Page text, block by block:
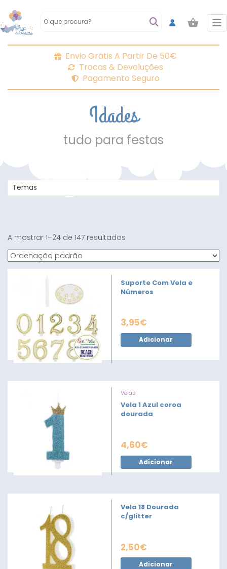
Envio Grátis A Partir De 50€
Trocas & Devoluções
Pagamento Seguro
Idades
tudo para festas
Temas
A mostrar 1–24 de 147 resultados
Suporte Com Vela e
Números
3,95€
Adicionar
Velas
Vela 1 Azul coroa
dourada
4,60€
Adicionar
Vela 18 Dourada
c/glitter
2,50€
Adicionar